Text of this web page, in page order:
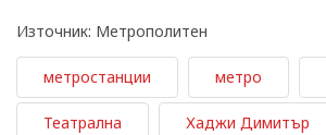
Източник: Метрополитен
метростанции метро
Театрална Хаджи Димитър